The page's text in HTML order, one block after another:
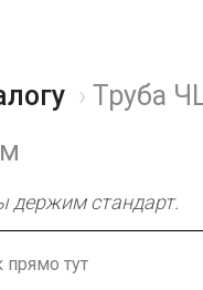
Труба
стандарт.